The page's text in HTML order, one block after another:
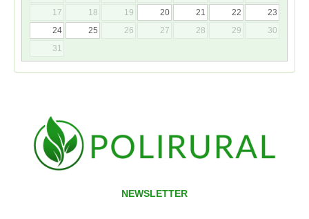
17
18 19 20 21 22
23
24
25 26 27 28 29
30
31
NEWSLETTER